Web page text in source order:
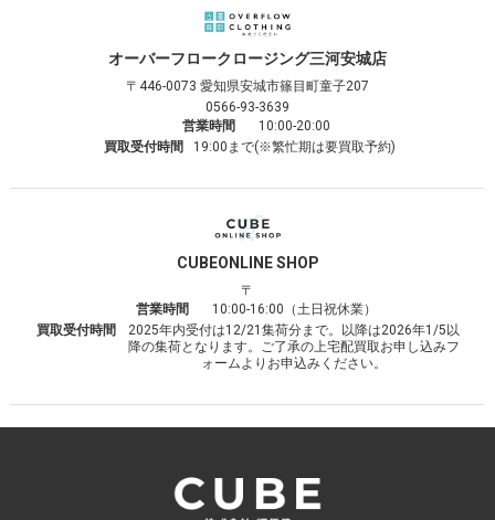
オーバーフロークロージング三河安城店
〒446-0073 愛知県安城市篠目町童子207
0566-93-3639
営業時間
10:00-20:00
買取受付時間
19:00まで(※繁忙期は要買取予約)
CUBEONLINE SHOP
〒
営業時間
10:00-16:00（土日祝休業）
買取受付時間
2025年内受付は12/21集荷分まで。以降は2026年1/5以
降の集荷となります。ご了承の上宅配買取お申し込みフ
ォームよりお申込みください。